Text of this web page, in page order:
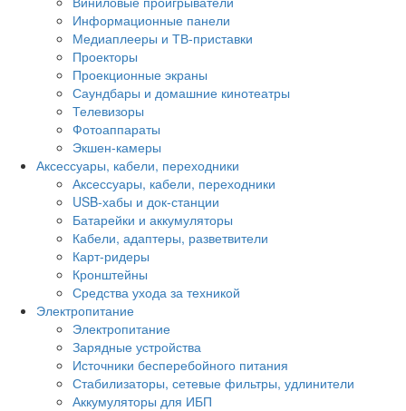
Информационные панели
Медиаплееры и ТВ-приставки
Проекторы
Проекционные экраны
Саундбары и домашние кинотеатры
Телевизоры
Фотоаппараты
Экшен-камеры
Аксессуары, кабели, переходники
Аксессуары, кабели, переходники
USB-хабы и док-станции
Батарейки и аккумуляторы
Кабели, адаптеры, разветвители
Карт-ридеры
Кронштейны
Средства ухода за техникой
Электропитание
Электропитание
Зарядные устройства
Источники бесперебойного питания
Стабилизаторы, сетевые фильтры, удлинители
Аккумуляторы для ИБП